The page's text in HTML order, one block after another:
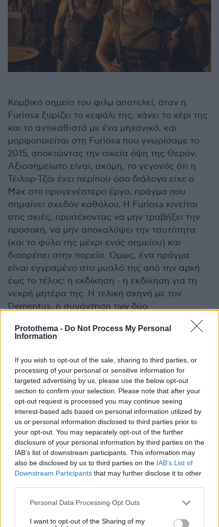
Protothema - Do Not Process My Personal
Information
If you wish to opt-out of the sale, sharing to third parties, or
processing of your personal or sensitive information for
targeted advertising by us, please use the below opt-out
section to confirm your selection. Please note that after your
opt-out request is processed you may continue seeing
interest-based ads based on personal information utilized by
us or personal information disclosed to third parties prior to
your opt-out. You may separately opt-out of the further
disclosure of your personal information by third parties on the
IAB’s list of downstream participants. This information may
also be disclosed by us to third parties on the IAB’s List of
Downstream Participants that may further disclose it to other
Please note that this website/app uses one or more Google
not limited to your visit or usage behaviour. You may click to
Personal Data Processing Opt Outs
I want to opt-out of the Sharing of my
Κομβικό σημείο του φιλμ αποτελεί, όταν η
Furiosa ξυρίζει το κεφάλι της, χάνει το χέρι της
και το αντικαθιστά με ένα μηχανικό, και
μορφοποιείται στη Furiosa που γνωρίσαμε το
2015, αποκτώντας την οικεία όψη της Θερόν.
Αξιοσημείωτο είναι, ακόμη, το γεγονός ότι η
Τέιλορ-Τζόι έχει περίπου όσο διάλογο είχε ο
Max στο προγενέστερο έργο, πράγμα που
σημαίνει σχεδόν καθόλου. Η Furiosa κινείται
στις σκιές, προσέχοντας να μην τραβήξει την
προσοχή, να μην αποκαλύψει την ταυτότητα
(και το φύλο της μέχρι ενός σημείου) και
διαπρέπει στην πορεία. Όμως, ένα πράγμα
είναι εγγραμένο στο μυαλό της από την αρχή
έως το τέλος: η εκδίκηση - η εκδίκηση για τη
νεκρή μητέρα της. Η τελική σκηνή με τον
Dementus, η συνάντηση των δύο
πρωταγωνιστών, αποτελεί το αποκορύφωμα της
ταινίας. Αν και λίγο υπερβολικά μεγάλη σε
βασικό ερώτημα: βρήκε την κάθαρση που
αναζητούσε η Furiosa;
Η Τέιλορ-Τζόι αποδίδει άριστα την
πανανθρώπινη ανάγκη της επιστροφής στο
σπίτι, το εγγενές ένστικτο του νόστου και τη
βίαιη ζωώδη τροπή στην εκδίκηση και στη βία
ως αντιστάθμισμα στον πόνο. Συμπερασματικά,
κάνει μια τρομερή δουλειά ως Furiosa. Στο
τέλος, όμως, η σκέψη των περισσότερων είναι
ξέρουμε, ακόμη και ο ίδιος, ότι τη μαγεία του